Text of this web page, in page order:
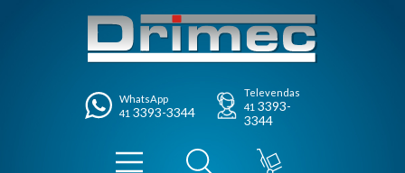
WhatsApp
41 3393-3344
Televendas
41 3393-
3344